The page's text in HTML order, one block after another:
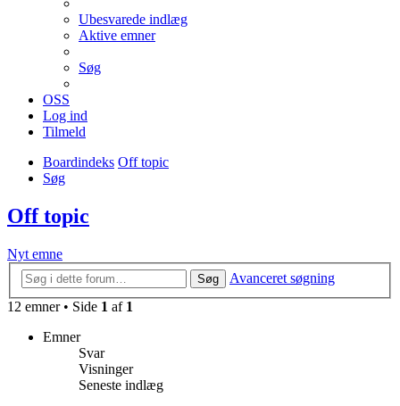
Ubesvarede indlæg
Aktive emner
Søg
OSS
Log ind
Tilmeld
Boardindeks Off topic
Søg
Off topic
Nyt emne
Søg
Avanceret søgning
12 emner • Side 1 af 1
Emner
Svar
Visninger
Seneste indlæg